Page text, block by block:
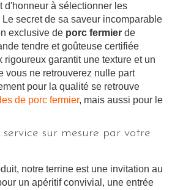
d'honneur à sélectionner les
secret de sa saveur incomparable
exclusive de porc fermier de
tendre et goûteuse certifiée
rigoureux garantit une texture et un
vous ne retrouverez nulle part
pour la qualité se retrouve
de porc fermier, mais aussi pour le
service sur mesure par votre
notre terrine est une invitation au
un apéritif convivial, une entrée